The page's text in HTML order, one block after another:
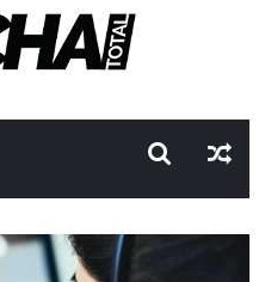
sobrevivió al paso del tiempo
homicidios son lo